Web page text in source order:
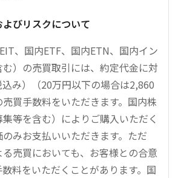
びリスクについて
、国内ETF、国内ETN、国内イン
）の売買取引には、約定代金に対
み）（20万円以下の場合は2,860
買手数料をいただきます。国内株
等を含む）によりご購入いただく
みお支払いいただきます。ただ
る売買においても、お客様との合意
料をいただくことがあります。国